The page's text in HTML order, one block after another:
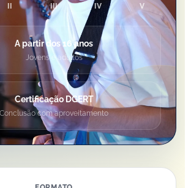
III IV V
A partir dos 16 anos
Jovens e adultos
Certificação DGERT
Conclusão com aproveitamento